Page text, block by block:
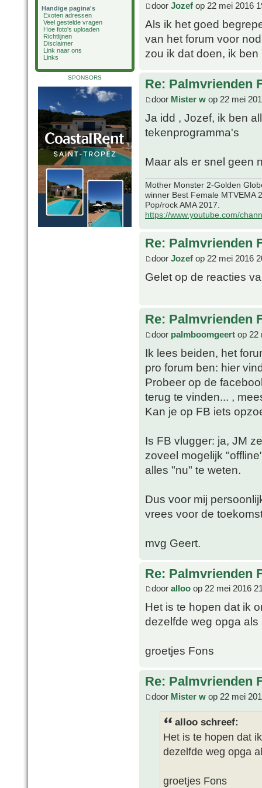
Handige pagina's
Exoten adressen
Veel gestelde vragen
Hoe foto's uploaden
Richtlijnen
Disclaimer
Link naar ons
Links
SPONSORS
door Jozef op 22 mei 2016
Als ik het goed
van het forum voor
zou ik dat doen, ik
Re: Palmvrienden
door Mister w op 22 mei
Ja idd , Jozef, ik ben
tekenprogramma's
Maar als er snel geen
Mother Monster 2-Golden
winner Best Female MTVEMA
Pop/rock AMA 2017.
https://www.youtube.com/
Re: Palmvrienden
door Jozef op 22 mei 2016
Gelet op de reacties
Re: Palmvrienden
door palmboomgeert op 22
Ik lees beiden, het
pro forum ben: hier
Probeer op de
terug te vinden... ,
Kan je op FB iets
Is FB vlugger: ja, JM
zoveel mogelijk
alles "nu" te weten.
Dus voor mij
vrees voor de
mvg Geert.
Re: Palmvrienden
door alloo op 22 mei 2016
Het is te hopen dat ik
dezelfde weg opga
groetjes Fons
Re: Palmvrienden
door Mister w op 22 mei
alloo schreef:
Het is te hopen dat
dezelfde weg opga
groetjes Fons